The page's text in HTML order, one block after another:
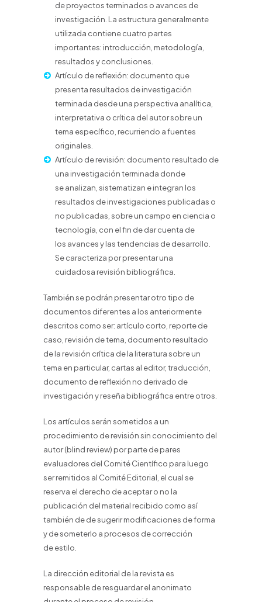
de proyectos terminados o avances de
investigación. La estructura generalmente
utilizada contiene cuatro partes
importantes: introducción, metodología,
resultados y conclusiones.
Artículo de reflexión: documento que
presenta resultados de investigación
terminada desde una perspectiva analítica,
interpretativa o crítica del autor sobre un
tema específico, recurriendo a fuentes
originales.
Artículo de revisión: documento resultado de
una investigación terminada donde
seanalizan, sistematizan e integran los
resultados de investigaciones publicadas o
no publicadas, sobre un campo en ciencia o
tecnología, con el fin de dar cuenta de
los avances y las tendencias de desarrollo.
Se caracteriza por presentar una
cuidadosa revisión bibliográfica.
También se podrán presentar otro tipo de
documentos diferentes a los anteriormente
descritos como ser: artículo corto, reporte de
caso, revisión de tema, documento resultado
de la revisión crítica de la literatura sobre un
tema en particular, cartas al editor, traducción,
documento de reflexión no derivado de
investigación y reseña bibliográfica entre otros.
Los artículos serán sometidos a un
procedimiento de revisión sin conocimiento del
autor (blind review) por parte de pares
evaluadores del Comité Científico para luego
ser remitidos al Comité Editorial, el cual se
reserva el derecho de aceptar o no la
publicación del material recibido como así
también de de sugerir modificaciones de forma
y de someterlo a procesos de corrección
de estilo.
La dirección editorial de la revista es
responsable de resguardar el anonimato